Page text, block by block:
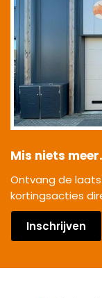
Mis niets
Ontvang de
kortingsacties
Inschrijven